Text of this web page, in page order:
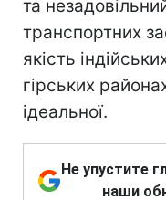
та
транспортних
якість
гірських
ідеальної.
Не упустите
наши